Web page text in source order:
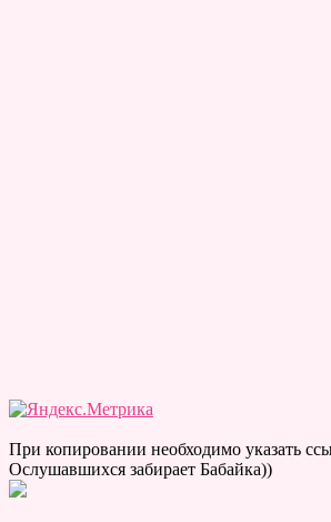
При копировании необходимо указать
Ослушавшихся забирает Бабайка))